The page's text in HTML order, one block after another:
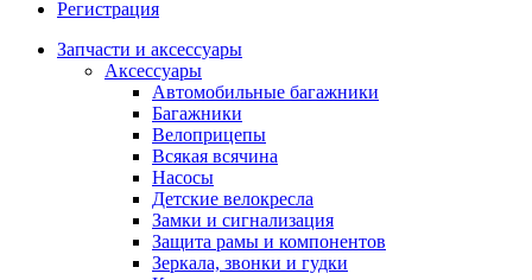
Регистрация
Запчасти и аксессуары
Аксессуары
Автомобильные багажники
Багажники
Велоприцепы
Всякая всячина
Насосы
Детские велокресла
Замки и сигнализация
Защита рамы и компонентов
Зеркала, звонки и гудки